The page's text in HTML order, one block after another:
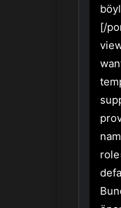
[/